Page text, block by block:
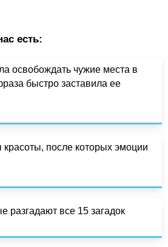
есть:
освобождать чужие места в
быстро заставила ее
красоты, после которых эмоции
разгадают все 15 загадок